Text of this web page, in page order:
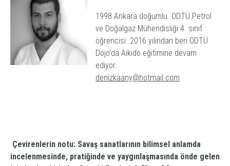
1998 Ankara doğumlu. ODTÜ Petrol
ve Doğalgaz Mühendisliği 4. sınıf
öğrencisi. 2016 yılından beri ODTÜ
Dojo’da Aikido eğitimine devam
ediyor.
denizkaany@hotmail.com
Çevirenlerin notu: Savaş sanatlarının bilimsel anlamda
incelenmesinde, pratiğinde ve yaygınlaşmasında önde gelen